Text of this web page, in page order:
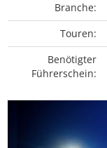
Branche:
Touren:
Benötigter
Führerschein: